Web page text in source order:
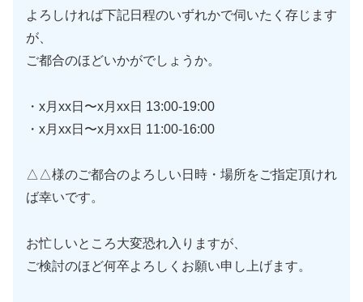
よろしければ下記日程のいずれかで伺いたく存じます
が、
ご都合のほどいかがでしょうか。
・x月xx日〜x月xx日 13:00-19:00
・x月xx日〜x月xx日 11:00-16:00
△△様のご都合のよろしい日時・場所をご指定頂けれ
ば幸いです。
お忙しいところ大変恐れ入りますが、
ご検討のほど何卒よろしくお願い申し上げます。